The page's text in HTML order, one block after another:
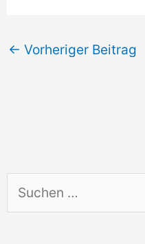
u
← Vorheriger Beitrag